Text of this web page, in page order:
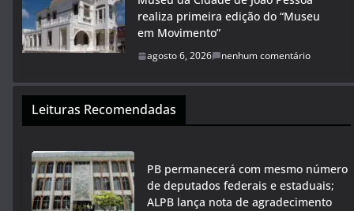
realiza primeira edição do “Museu
em Movimento”
agosto 6, 2026 nenhum comentário
Leituras Recomendadas
PB permanecerá com mesmo número
de deputados federais e estaduais;
ALPB lança nota de agradecimento